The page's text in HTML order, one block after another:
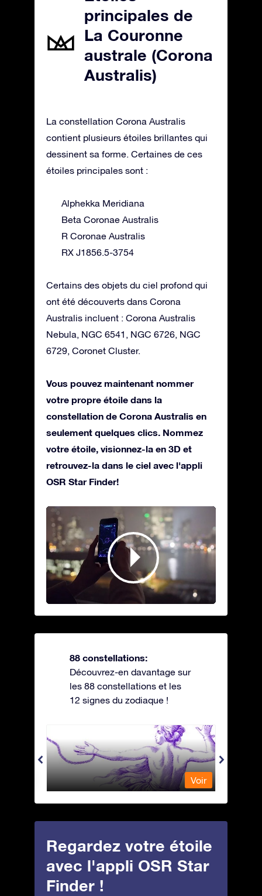
principales de
La Couronne
australe (Corona
Australis)
La constellation Corona Australis
contient plusieurs étoiles brillantes qui
dessinent sa forme. Certaines de ces
étoiles principales sont :
Alphekka Meridiana
Beta Coronae Australis
R Coronae Australis
RX J1856.5-3754
Certains des objets du ciel profond qui
ont été découverts dans Corona
Australis incluent : Corona Australis
Nebula, NGC 6541, NGC 6726, NGC
6729, Coronet Cluster.
Vous pouvez maintenant nommer
votre propre étoile dans la
constellation de Corona Australis en
seulement quelques clics. Nommez
votre étoile, visionnez-la en 3D et
retrouvez-la dans le ciel avec l'appli
OSR Star Finder!
88 constellations:
Découvrez-en davantage sur
les 88 constellations et les
12 signes du zodiaque !
Andromeda - Andromède
Voir
Regardez votre étoile
avec l'appli OSR Star
Finder !